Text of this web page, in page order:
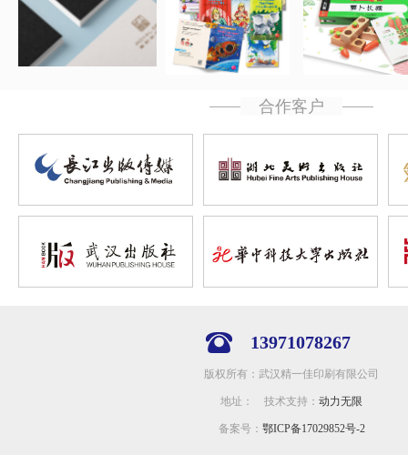
合作客户
13971078267
版权所有：武汉精一佳印刷有限公司
地址： 技术支持： 动力无限
备案号： 鄂ICP备17029852号-2